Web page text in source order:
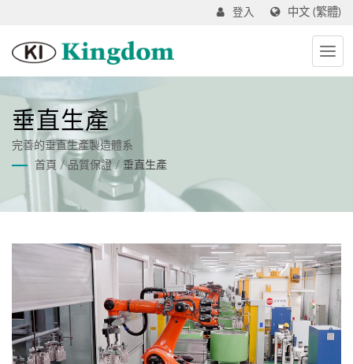
中文 (繁體)
登入
垂直生產
完善的垂直生產製造體系
首頁 / 品質保證 / 垂直生產